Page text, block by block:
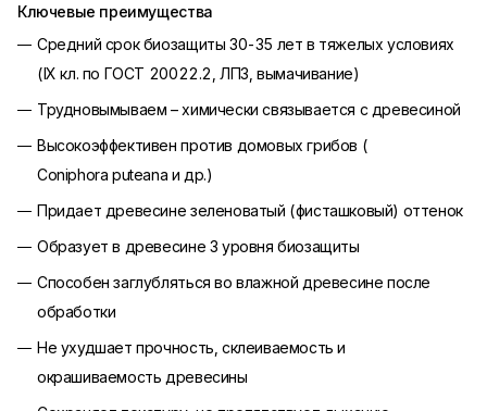
Ключевые преимущества
Средний срок биозащиты 30-35 лет в тяжелых условиях
(IX кл. по ГОСТ 20022.2, ЛПЗ, вымачивание)
Трудновымываем – химически связывается с древесиной
Высокоэффективен против домовых грибов (
Coniphora puteana и др.)
Придает древесине зеленоватый (фисташковый) оттенок
Образует в древесине 3 уровня биозащиты
Способен заглубляться во влажной древесине после
обработки
Не ухудшает прочность, склеиваемость и
окрашиваемость древесины